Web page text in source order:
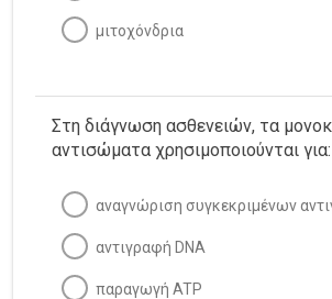
μιτοχόνδρια
Στη διάγνωση ασθενειών, τα
αντισώματα χρησιμοποιούνται για:
αναγνώριση συγκεκριμένων
αντιγραφή DNA
παραγωγή ATP